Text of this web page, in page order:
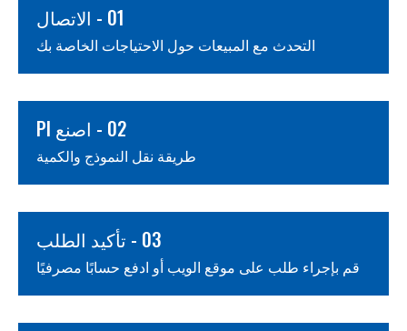
01 - الاتصال
التحدث مع المبيعات حول الاحتياجات الخاصة بك
02 - اصنع PI
طريقة نقل النموذج والكمية
03 - تأكيد الطلب
قم بإجراء طلب على موقع الويب أو ادفع حسابًا مصرفيًا